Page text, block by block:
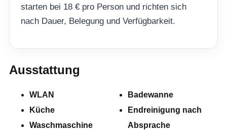
starten bei 18 € pro Person und richten sich
nach Dauer, Belegung und Verfügbarkeit.
Ausstattung
WLAN
Küche
Waschmaschine
Badewanne
Endreinigung nach
Absprache